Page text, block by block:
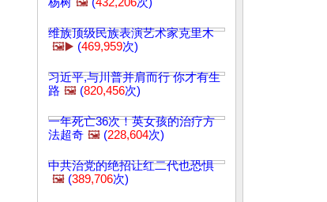
维族顶级民族表演艺术家克里木
🖼️▶️ (469,959次)
习近平,与川普并肩而行 你才有生
路 🖼️ (820,456次)
一年死亡36次！英女孩的治疗方
法超奇 🖼️ (228,604次)
中共治党的绝招让红二代也恐惧
🖼️ (389,706次)